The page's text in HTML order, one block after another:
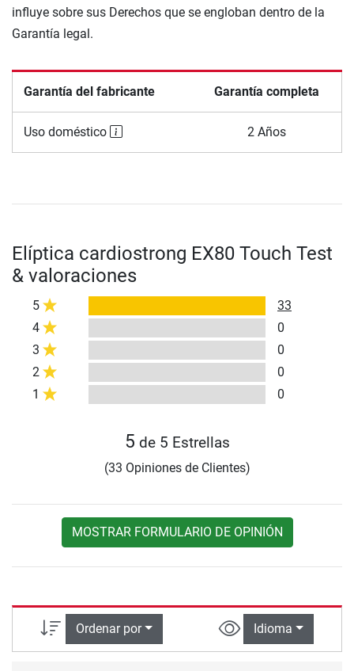
influye sobre sus Derechos que se engloban dentro de la
Garantía legal.
Garantía del fabricante Garantía completa
Uso doméstico 2 Años
Elíptica cardiostrong EX80 Touch Test
& valoraciones
5
33
4
0
3
0
2
0
1
0
5 de 5 Estrellas
(33 Opiniones de Clientes)
MOSTRAR FORMULARIO DE OPINIÓN
Ordenar por Idioma